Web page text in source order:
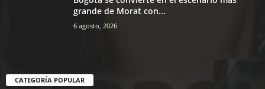
grande de Morat con...
6 agosto, 2026
CATEGORÍA POPULAR